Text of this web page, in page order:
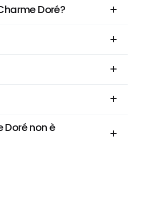
Doré?
Doré non è